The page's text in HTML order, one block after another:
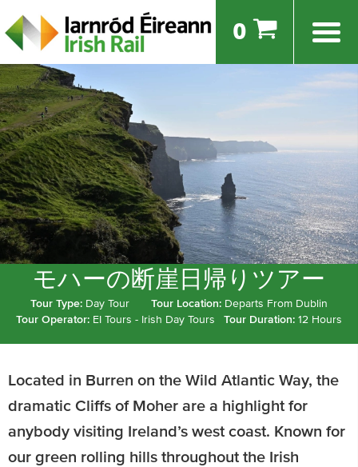
0
モハーの断崖日帰りツアー
Tour Type: Day Tour Tour Location: Departs From Dublin
Tour Operator: EI Tours - Irish Day Tours Tour Duration: 12 Hours
Located in Burren on the Wild Atlantic Way, the
dramatic Cliffs of Moher are a highlight for
anybody visiting Ireland’s west coast. Known for
our green rolling hills throughout the Irish